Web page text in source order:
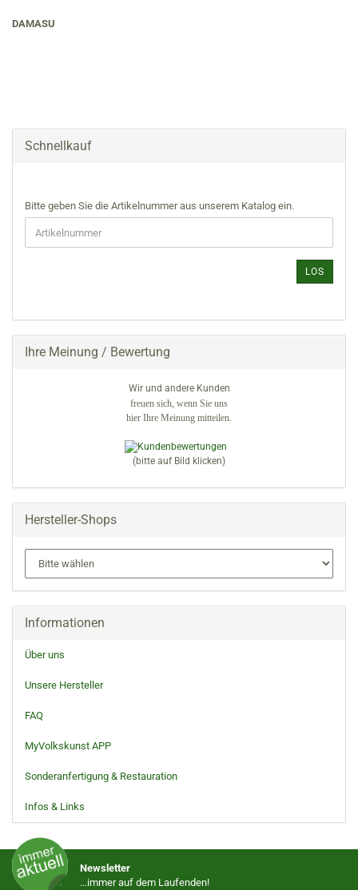
DAMASU
Schnellkauf
BITTE
GEBEN
SIE
DIE
EIN.
Bitte geben Sie die Artikelnummer aus unserem Katalog ein.
LOS
Ihre Meinung / Bewertung
Wir und andere Kunden
freuen sich, wenn Sie uns
hier Ihre Meinung mitteilen.
(bitte auf Bild klicken)
Hersteller-Shops
Informationen
Über uns
Unsere Hersteller
FAQ
MyVolkskunst APP
Sonderanfertigung & Restauration
Infos & Links
Newsletter
...immer auf dem Laufenden!